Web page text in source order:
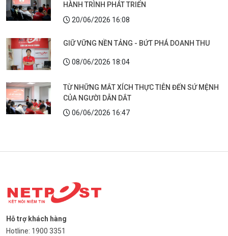
HÀNH TRÌNH PHÁT TRIỂN
20/06/2026 16:08
GIỮ VỮNG NỀN TẢNG - BỨT PHÁ DOANH THU
08/06/2026 18:04
TỪ NHỮNG MẮT XÍCH THỰC TIỄN ĐẾN SỨ MỆNH
CỦA NGƯỜI DẪN DẮT
06/06/2026 16:47
Hỗ trợ khách hàng
Hotline: 1900 3351